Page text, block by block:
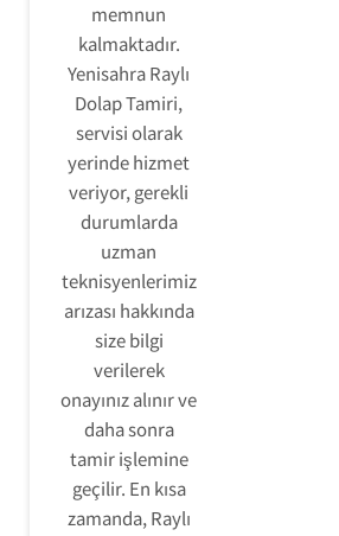
memnun
kalmaktadır.
Yenisahra Raylı
Dolap Tamiri,
servisi olarak
yerinde hizmet
veriyor, gerekli
durumlarda
uzman
teknisyenlerimiz
arızası hakkında
size bilgi
verilerek
onayınız alınır ve
daha sonra
tamir işlemine
geçilir. En kısa
zamanda, Raylı